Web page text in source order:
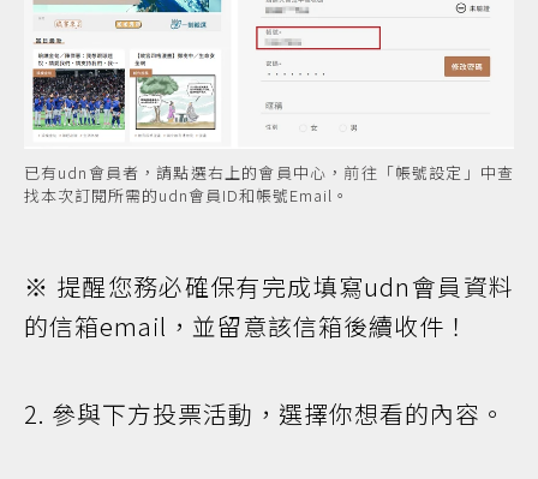
已有udn會員者，請點選右上的會員中心，前往「帳號設定」中查
找本次訂閱所需的udn會員ID和帳號Email。
※ 提醒您務必確保有完成填寫udn會員資料
的信箱email，並留意該信箱後續收件！
2. 參與下方投票活動，選擇你想看的內容。